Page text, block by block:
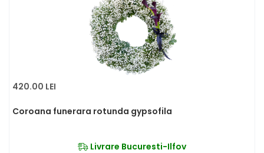
420.00 LEI
Coroana funerara rotunda gypsofila
Livrare Bucuresti-Ilfov